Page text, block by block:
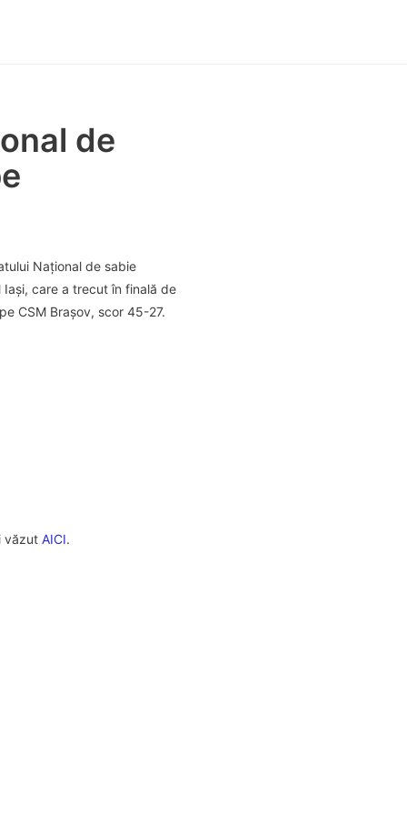
de
Național de sabie
care a trecut în finală de
CSM Brașov, scor 45-27.
văzut AICI.